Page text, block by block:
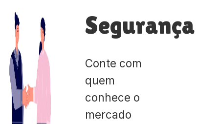
Segurança
Conte com
quem
conhece o
mercado